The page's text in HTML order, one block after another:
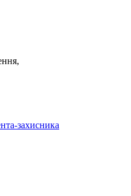
захисника